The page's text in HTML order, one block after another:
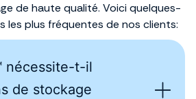
de haute qualité. Voici quelques-
les plus fréquentes de nos clients:
nécessite-t-il
de stockage